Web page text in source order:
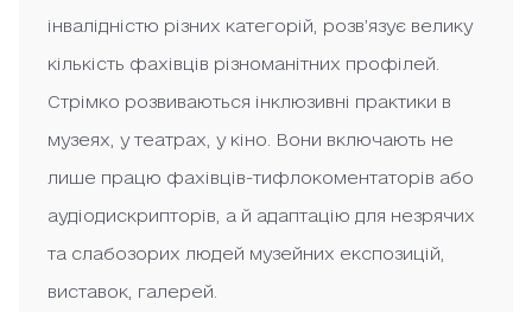
інвалідністю різних категорій, розв’язує велику
кількість фахівців різноманітних профілей.
Стрімко розвиваються інклюзивні практики в
музеях, у театрах, у кіно. Вони включають не
лише працю фахівців-тифлокоментаторів або
аудіодискрипторів, а й адаптацію для незрячих
та слабозорих людей музейних експозицій,
виставок, галерей.